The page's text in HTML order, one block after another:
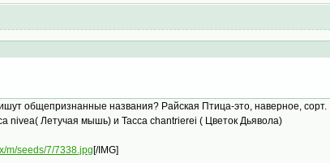
общепризнанные названия? Райская Птица-это, наверное, сорт.
nivea( Летучая мышь) и Tacca chantrierei ( Цветок Дьявола)
m/seeds/7/7338.jpg[/IMG]